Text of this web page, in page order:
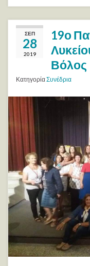
ΣΕΠ
28
2019
19ο
Βόλος
ΚατηγορίαΣυνέδρια